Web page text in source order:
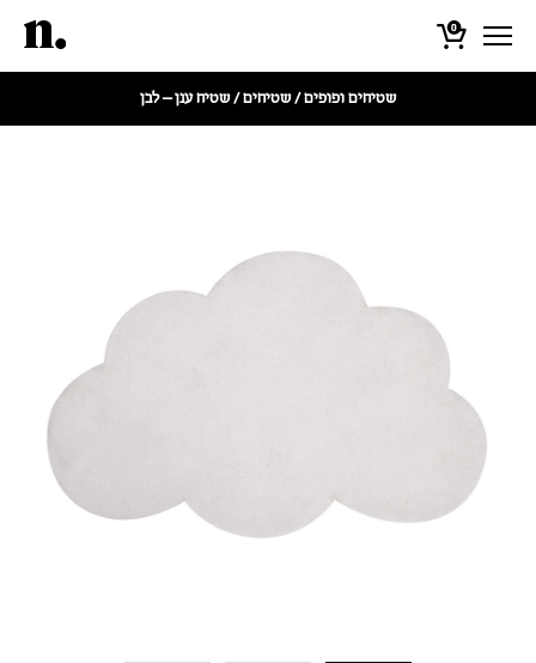
0
שטיחים ופופים/שטיחים/ שטיח ענן – לבן